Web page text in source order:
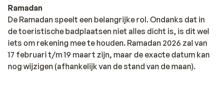
Ramadan
De Ramadan speelt een belangrijke rol. Ondanks dat in
de toeristische badplaatsen niet alles dicht is, is dit wel
iets om rekening mee te houden. Ramadan 2026 zal van
17 februari t/m 19 maart zijn, maar de exacte datum kan
nog wijzigen (afhankelijk van de stand van de maan).